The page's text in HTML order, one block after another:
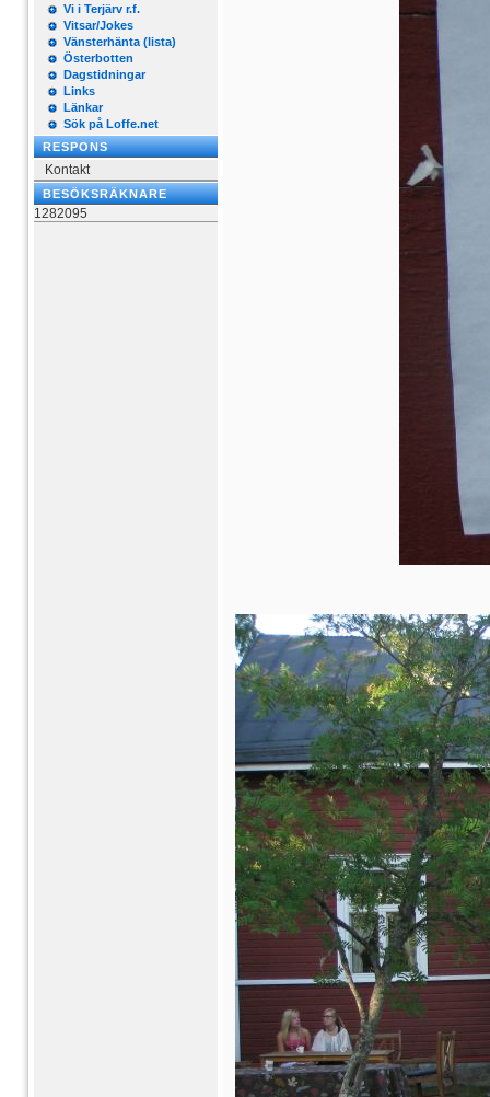
Vi i Terjärv r.f.
Vitsar/Jokes
Vänsterhänta (lista)
Österbotten
Dagstidningar
Links
Länkar
Sök på Loffe.net
RESPONS
Kontakt
BESÖKSRÄKNARE
1282095